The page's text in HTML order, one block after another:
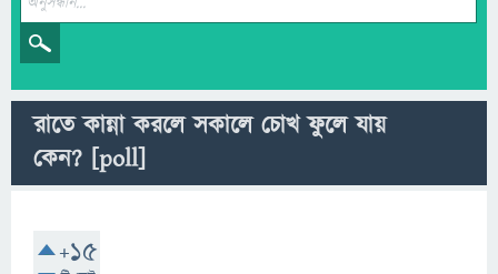
রাতে কান্না করলে সকালে চোখ ফুলে যায়
কেন? [poll]
+15